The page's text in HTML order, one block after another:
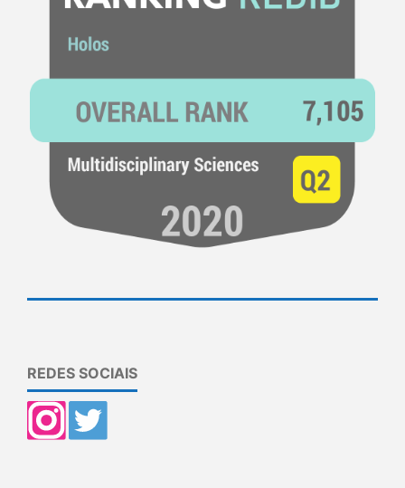
REDES SOCIAIS